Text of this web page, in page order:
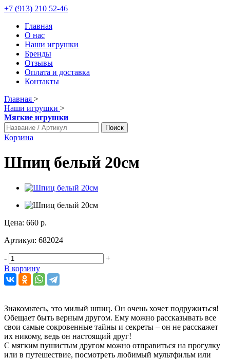
+7 (913) 210 52-46
Главная
О нас
Наши игрушки
Бренды
Отзывы
Оплата и доставка
Контакты
Главная >
Наши игрушки >
Мягкие игрушки
Поиск
Корзина
Шпиц белый 20см
Цена: 660 р.
Артикул: 682024
-
+
В корзину
Знакомьтесь, это милый шпиц. Он очень хочет подружиться!
Обещает быть верным другом. Ему можно рассказывать все
свои самые сокровенные тайны и секреты – он не расскажет
их никому, ведь он настоящий друг!
С мягким пушистым другом можно отправиться на прогулку
или в путешествие, посмотреть любимый мультфильм или